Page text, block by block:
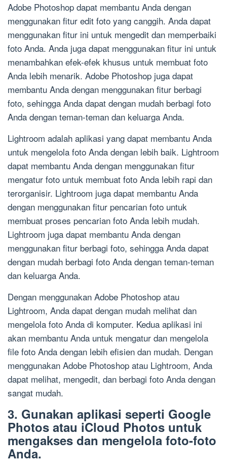
Adobe Photoshop dapat membantu Anda dengan
menggunakan fitur edit foto yang canggih. Anda dapat
menggunakan fitur ini untuk mengedit dan memperbaiki
foto Anda. Anda juga dapat menggunakan fitur ini untuk
menambahkan efek-efek khusus untuk membuat foto
Anda lebih menarik. Adobe Photoshop juga dapat
membantu Anda dengan menggunakan fitur berbagi
foto, sehingga Anda dapat dengan mudah berbagi foto
Anda dengan teman-teman dan keluarga Anda.
Lightroom adalah aplikasi yang dapat membantu Anda
untuk mengelola foto Anda dengan lebih baik. Lightroom
dapat membantu Anda dengan menggunakan fitur
mengatur foto untuk membuat foto Anda lebih rapi dan
terorganisir. Lightroom juga dapat membantu Anda
dengan menggunakan fitur pencarian foto untuk
membuat proses pencarian foto Anda lebih mudah.
Lightroom juga dapat membantu Anda dengan
menggunakan fitur berbagi foto, sehingga Anda dapat
dengan mudah berbagi foto Anda dengan teman-teman
dan keluarga Anda.
Dengan menggunakan Adobe Photoshop atau
Lightroom, Anda dapat dengan mudah melihat dan
mengelola foto Anda di komputer. Kedua aplikasi ini
akan membantu Anda untuk mengatur dan mengelola
file foto Anda dengan lebih efisien dan mudah. Dengan
menggunakan Adobe Photoshop atau Lightroom, Anda
dapat melihat, mengedit, dan berbagi foto Anda dengan
sangat mudah.
3. Gunakan aplikasi seperti Google
Photos atau iCloud Photos untuk
mengakses dan mengelola foto-foto
Anda.